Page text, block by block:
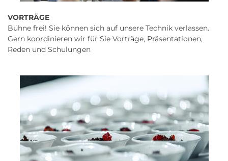
VORTRÄGE
Bühne frei! Sie können sich auf unsere Technik verlassen.
Gern koordinieren wir für Sie Vorträge, Präsentationen,
Reden und Schulungen